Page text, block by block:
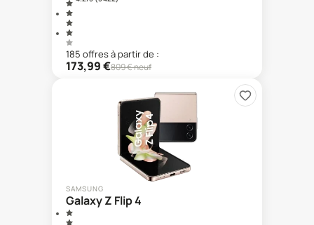
185 offresà partir de :
173,99€809€ neuf
SAMSUNG
Galaxy Z Flip 4